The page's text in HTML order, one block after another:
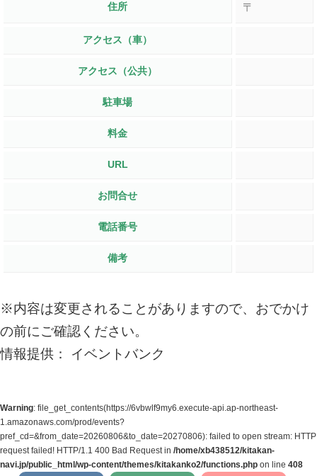
住所 〒
アクセス（車）
アクセス（公共）
駐車場
料金
URL
お問合せ
電話番号
備考
※内容は変更されることがありますので、おでかけ
の前にご確認ください。
情報提供： イベントバンク
Warning: file_get_contents(https://6vbwlf9my6.execute-api.ap-northeast-
1.amazonaws.com/prod/events?
pref_cd=&from_date=20260806&to_date=20270806): failed to open stream: HTTP
request failed! HTTP/1.1 400 Bad Request in /home/xb438512/kitakan-
navi.jp/public_html/wp-content/themes/kitakanko2/functions.php on line 408